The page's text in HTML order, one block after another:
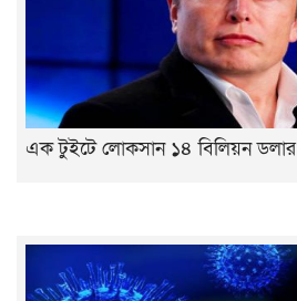
এক টুইটে লোকসান ১৪ বিলিয়ন ডলার